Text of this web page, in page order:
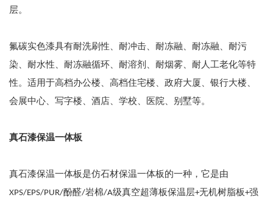
层。
氟碳实色漆具有耐洗刷性、耐冲击、耐冻融、耐冻融、耐污
染、耐水性、耐冻融循环、耐溶剂、耐烟雾、耐人工老化等特
性。适用于高档办公楼、高档住宅楼、政府大厦、银行大楼、
会展中心、写字楼、酒店、学校、医院、别墅等。
真石漆保温一体板
真石漆保温一体板是仿石材保温一体板的一种，它是由
XPS/EPS/PUR/酚醛/岩棉/A级真空超薄板保温层+无机树脂板+强